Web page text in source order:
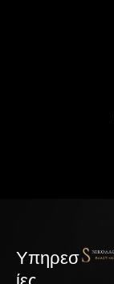
Υπηρεσ